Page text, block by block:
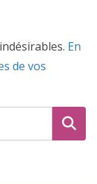
En
de vos